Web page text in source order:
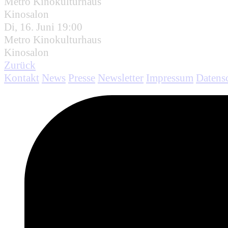
Kinosalon
Di, 16. Juni 19:00
Metro Kinokulturhaus
Kinosalon
Zurück
Kontakt News Presse Newsletter Impressum